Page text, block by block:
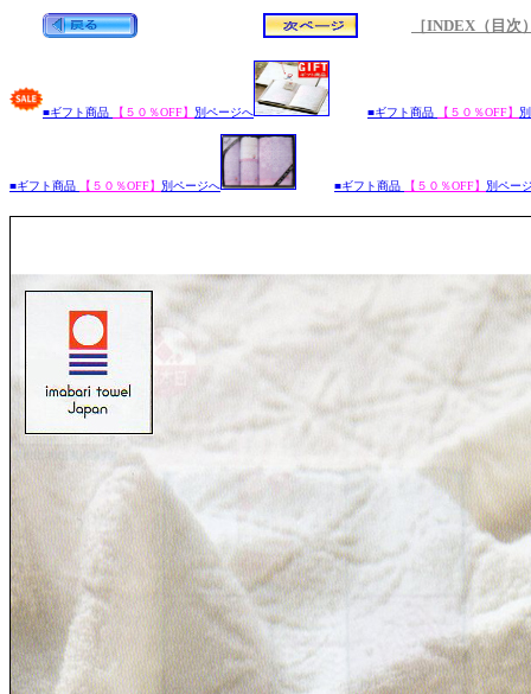
［INDEX（目次
■ギフト商品 【５０％OFF】 別ページへ ■ギフト商品 【５０％OFF】
■ギフト商品 【５０％OFF】 別ページへ ■ギフト商品 【５０％OFF】 別ペー